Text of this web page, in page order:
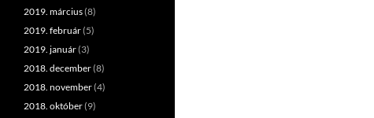
2019. március(8)
2019. február(5)
2019. január(3)
2018. december(8)
2018. november(4)
2018. október(9)